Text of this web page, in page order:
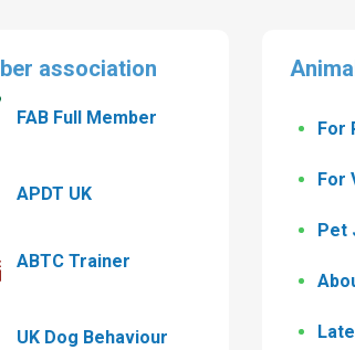
association
FAB Full Member
APDT UK
ABTC Trainer
UK Dog Behaviour
For
For
Pet